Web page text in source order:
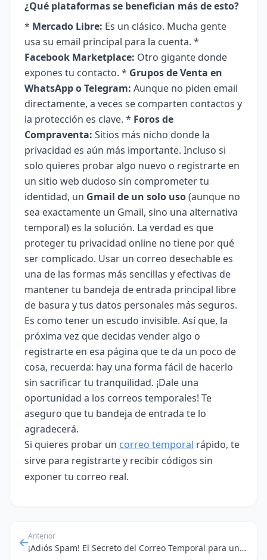
¿Qué plataformas se benefician más de esto?
* Mercado Libre: Es un clásico. Mucha gente
usa su email principal para la cuenta. *
Facebook Marketplace: Otro gigante donde
expones tu contacto. * Grupos de Venta en
WhatsApp o Telegram: Aunque no piden email
directamente, a veces se comparten contactos y
la protección es clave. * Foros de
Compraventa: Sitios más nicho donde la
privacidad es aún más importante. Incluso si
solo quieres probar algo nuevo o registrarte en
un sitio web dudoso sin comprometer tu
identidad, un Gmail de un solo uso(aunque no
sea exactamente un Gmail, sino una alternativa
temporal) es la solución. La verdad es que
proteger tu privacidad online no tiene por qué
ser complicado. Usar un correo desechable es
una de las formas más sencillas y efectivas de
mantener tu bandeja de entrada principal libre
de basura y tus datos personales más seguros.
Es como tener un escudo invisible. Así que, la
próxima vez que decidas vender algo o
registrarte en esa página que te da un poco de
cosa, recuerda: hay una forma fácil de hacerlo
sin sacrificar tu tranquilidad. ¡Dale una
oportunidad a los correos temporales! Te
aseguro que tu bandeja de entrada te lo
agradecerá.
Si quieres probar un correo temporal rápido, te
sirve para registrarte y recibir códigos sin
exponer tu correo real.
Anterior
¡Adiós Spam! El Secreto del Correo Temporal para un Registro Tranquilo en Reddit y Más Allá